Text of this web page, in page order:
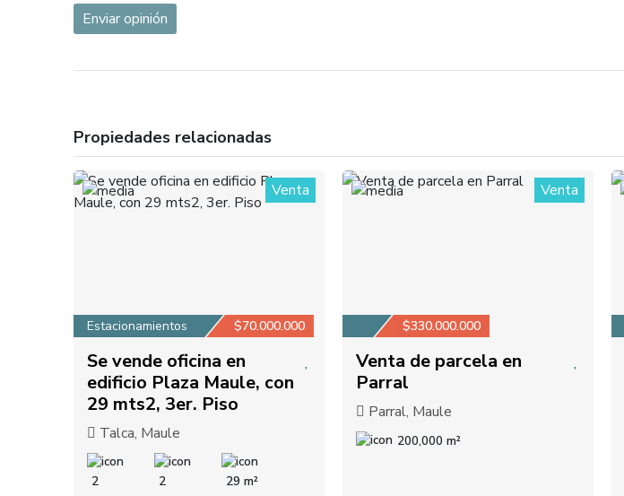
Enviar opinión
Propiedades relacionadas
1 Venta
Estacionamientos $70.000.000
Se vende oficina en
edificio Plaza Maule, con
29 mts2, 3er. Piso
Talca, Maule
2 2 29 m²
1 Venta
$330.000.000
Venta de parcela en
Parral
Parral, Maule
200,000 m²